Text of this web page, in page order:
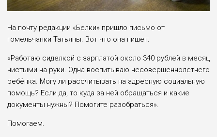
На почту редакции «Белки» пришло письмо от
гомельчанки Татьяны. Вот что она пишет:
«Работаю сиделкой с зарплатой около 340 рублей в месяц
чистыми на руки. Одна воспитываю несовершеннолетнего
ребёнка. Могу ли рассчитывать на адресную социальную
помощь? Если да, то куда за ней обращаться и какие
документы нужны? Помогите разобраться».
Помогаем.